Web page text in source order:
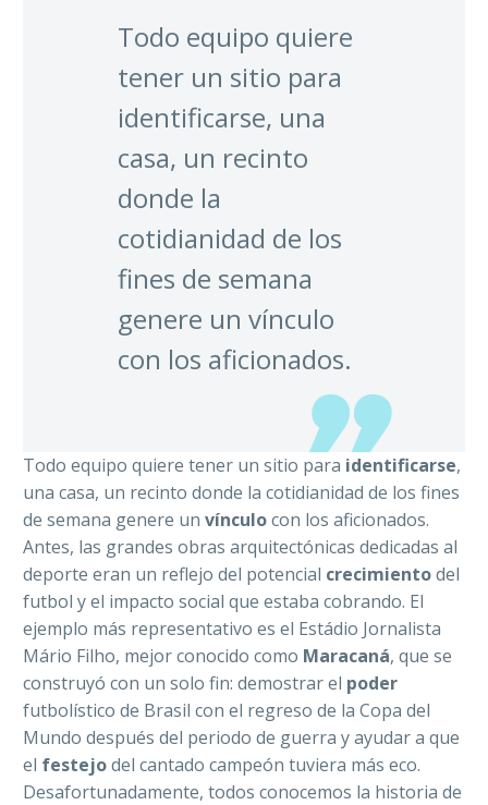
Todo equipo quiere
tener un sitio para
identificarse, una
casa, un recinto
donde la
cotidianidad de los
fines de semana
genere un vínculo
con los aficionados.
Todo equipo quiere tener un sitio para identificarse,
una casa, un recinto donde la cotidianidad de los fines
de semana genere un vínculocon los aficionados.
Antes, las grandes obras arquitectónicas dedicadas al
deporte eran un reflejo del potencial crecimientodel
futbol y el impacto social que estaba cobrando. El
ejemplo más representativo es el Estádio Jornalista
Mário Filho, mejor conocido como Maracaná, que se
construyó con un solo fin: demostrar el poder
futbolístico de Brasil con el regreso de la Copa del
Mundo después del periodo de guerra y ayudar a que
el festejodel cantado campeón tuviera más eco.
Desafortunadamente, todos conocemos la historia de